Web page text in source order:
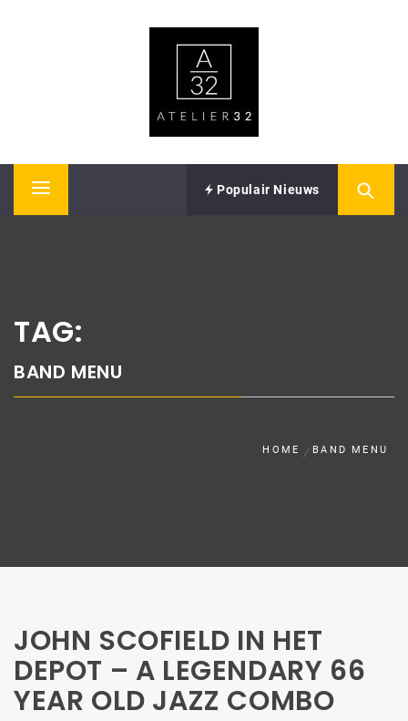
Primary
Populair Nieuws
TAG:
BAND MENU
HOME BAND MENU
JOHN SCOFIELD IN HET
DEPOT – A LEGENDARY 66
YEAR OLD JAZZ COMBO